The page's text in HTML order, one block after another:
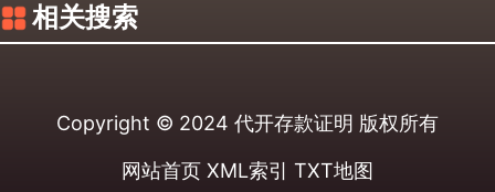
相关搜索
Copyright © 2024 代开存款证明 版权所有
网站首页 XML索引 TXT地图